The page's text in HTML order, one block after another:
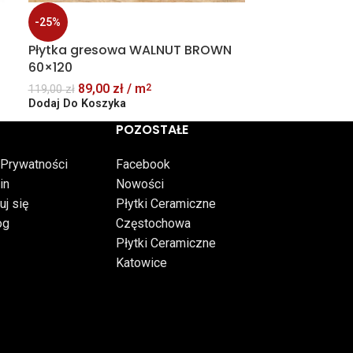
-25%
Płytka gresowa WALNUT BROWN
60×120
119,00zł 89,00 zł / m2
Dodaj Do Koszyka
się
POZOSTAŁE
Facebook
Nowości
Płytki Ceramiczne
Częstochowa
Płytki Ceramiczne
Katowice